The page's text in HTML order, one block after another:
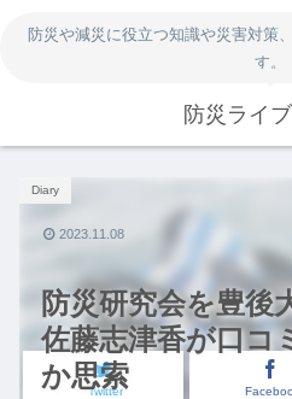
防災や減災に役立つ知識や災害対策
す。
防災ライ
防災研究会を豊後
佐藤志津香が口コ
か思索
Diary
Twitter
2023.11.08